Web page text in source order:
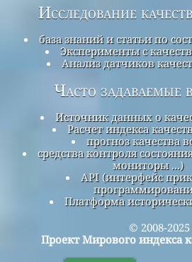
Исследование
база знаний и статьи по
Эксперименты с
Анализ датчиков
Часто задаваемые
Источник данных о
Расчет индекса
прогноз качества
средства контроля
мониторы ...)
API (интерфейс
Платформа
© 2008-2025
Проект Мирового индекса